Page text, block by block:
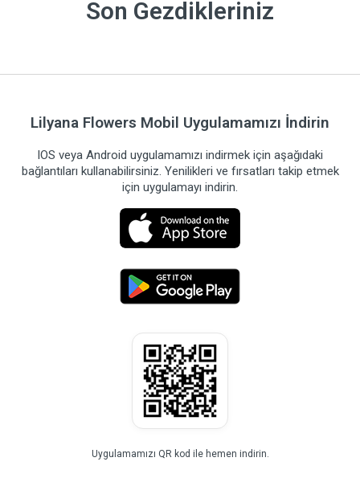
Son Gezdikleriniz
Lilyana Flowers Mobil Uygulamamızı İndirin
IOS veya Android uygulamamızı indirmek için aşağıdaki
bağlantıları kullanabilirsiniz. Yenilikleri ve fırsatları takip etmek
için uygulamayı indirin.
Uygulamamızı QR kod ile hemen indirin.